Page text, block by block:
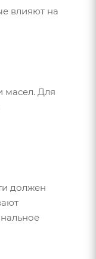
влияют на
масел. Для
должен